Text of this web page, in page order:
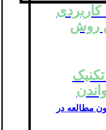
کاربردی
روش
چگونه درس بخوانیم؟۱۰ تکنیک
مطالعه در